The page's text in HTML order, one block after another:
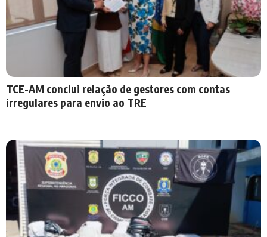
TCE-AM conclui relação de gestores com contas
irregulares para envio ao TRE